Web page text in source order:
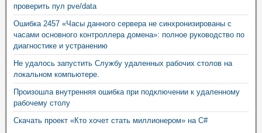
проверить пул pve/data
Ошибка 2457 «Часы данного сервера не синхронизированы с
часами основного контроллера домена»: полное руководство по
диагностике и устранению
Не удалось запустить Службу удаленных рабочих столов на
локальном компьютере.
Произошла внутренняя ошибка при подключении к удаленному
рабочему столу
Скачать проект «Кто хочет стать миллионером» на C#